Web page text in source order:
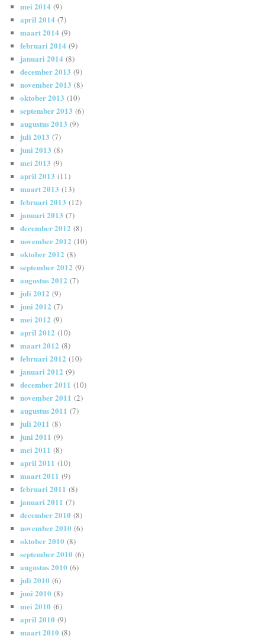
mei 2014 (9)
april 2014 (7)
maart 2014 (9)
februari 2014 (9)
januari 2014 (8)
december 2013 (9)
november 2013 (8)
oktober 2013 (10)
september 2013 (6)
augustus 2013 (9)
juli 2013 (7)
juni 2013 (8)
mei 2013 (9)
april 2013 (11)
maart 2013 (13)
februari 2013 (12)
januari 2013 (7)
december 2012 (8)
november 2012 (10)
oktober 2012 (8)
september 2012 (9)
augustus 2012 (7)
juli 2012 (9)
juni 2012 (7)
mei 2012 (9)
april 2012 (10)
maart 2012 (8)
februari 2012 (10)
januari 2012 (9)
december 2011 (10)
november 2011 (2)
augustus 2011 (7)
juli 2011 (8)
juni 2011 (9)
mei 2011 (8)
april 2011 (10)
maart 2011 (9)
februari 2011 (8)
januari 2011 (7)
december 2010 (8)
november 2010 (6)
oktober 2010 (8)
september 2010 (6)
augustus 2010 (6)
juli 2010 (6)
juni 2010 (8)
mei 2010 (6)
april 2010 (9)
maart 2010 (8)